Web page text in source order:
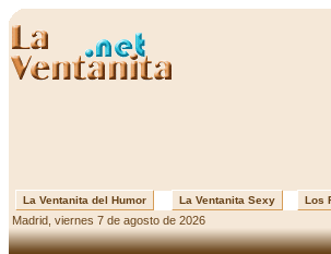
La Ventanita del Humor La Ventanita Sexy Los
Madrid, viernes 7 de agosto de 2026